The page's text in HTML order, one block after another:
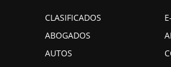
CLASIFICADOS
ABOGADOS
AUTOS